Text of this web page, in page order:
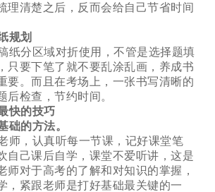
理清楚之后，反而会给自己节省时间
规划
纸分区域对折使用，不管是选择题填
只要下笔了就不要乱涂乱画，养成书
要。而且在考场上，一张书写清晰的
后检查，节约时间。
快的技巧
础的方法。
师，认真听每一节课，记好课堂笔
自己课后自学，课堂不爱听讲，这是
师对于高考的了解和对知识的掌握，
，紧跟老师是打好基础最关键的一